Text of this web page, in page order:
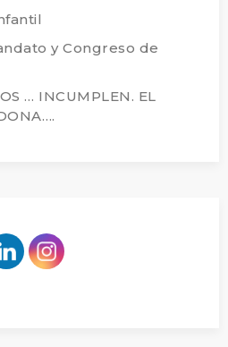
y Congreso de
… INCUMPLEN. EL